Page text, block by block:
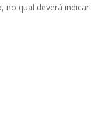
no qual deverá indicar: